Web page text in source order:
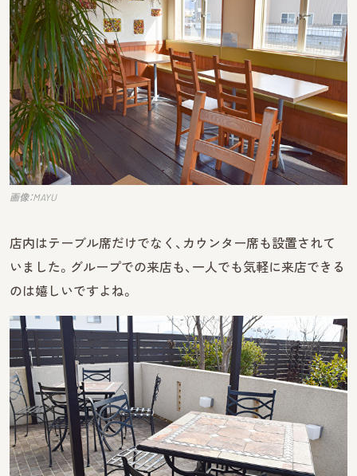
画像：MAYU
店内はテーブル席だけでなく、カウンター席も設置されて
いました。グループでの来店も、一人でも気軽に来店できる
のは嬉しいですよね。